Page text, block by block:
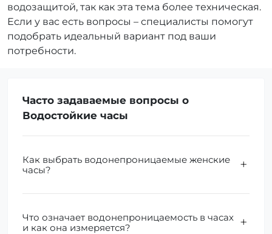
водозащитой, так как эта тема более техническая.
Если у вас есть вопросы – специалисты помогут
подобрать идеальный вариант под ваши
потребности.
Часто задаваемые вопросы о
Водостойкие часы
Как выбрать водонепроницаемые женские
часы?
Что означает водонепроницаемость в часах
и как она измеряется?